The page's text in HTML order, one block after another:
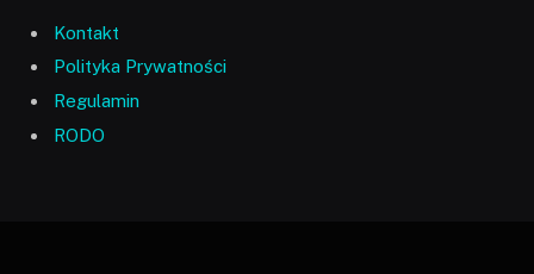
Kontakt
Polityka Prywatności
Regulamin
RODO